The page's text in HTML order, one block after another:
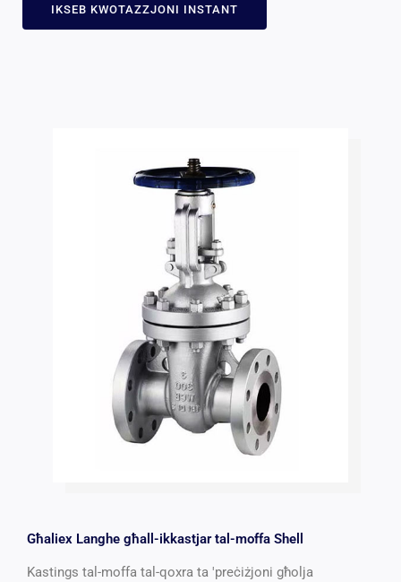
IKSEB KWOTAZZJONI INSTANT
Għaliex Langhe għall-ikkastjar tal-moffa Shell
Kastings tal-moffa tal-qoxra ta 'preċiżjoni għolja